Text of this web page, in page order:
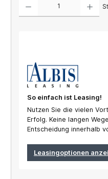
So einfach ist Leasing!
Nutzen Sie die vielen
Erfolg. Keine langen
Entscheidung innerhalb
Leasingoptionen